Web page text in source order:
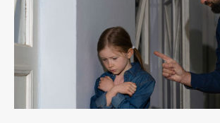
válido
que
sientas
mucha